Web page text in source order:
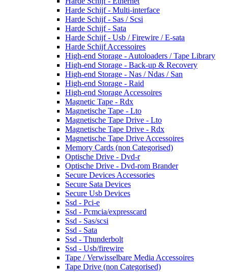
Harde Schijf - Multi-interface
Harde Schijf - Sas / Scsi
Harde Schijf - Sata
Harde Schijf - Usb / Firewire / E-sata
Harde Schijf Accessoires
High-end Storage - Autoloaders / Tape Library
High-end Storage - Back-up & Recovery
High-end Storage - Nas / Ndas / San
High-end Storage - Raid
High-end Storage Accessoires
Magnetic Tape - Rdx
Magnetische Tape - Lto
Magnetische Tape Drive - Lto
Magnetische Tape Drive - Rdx
Magnetische Tape Drive Accessoires
Memory Cards (non Categorised)
Optische Drive - Dvd-r
Optische Drive - Dvd-rom Brander
Secure Devices Accessories
Secure Sata Devices
Secure Usb Devices
Ssd - Pci-e
Ssd - Pcmcia/expresscard
Ssd - Sas/scsi
Ssd - Sata
Ssd - Thunderbolt
Ssd - Usb/firewire
Tape / Verwisselbare Media Accessoires
Tape Drive (non Categorised)